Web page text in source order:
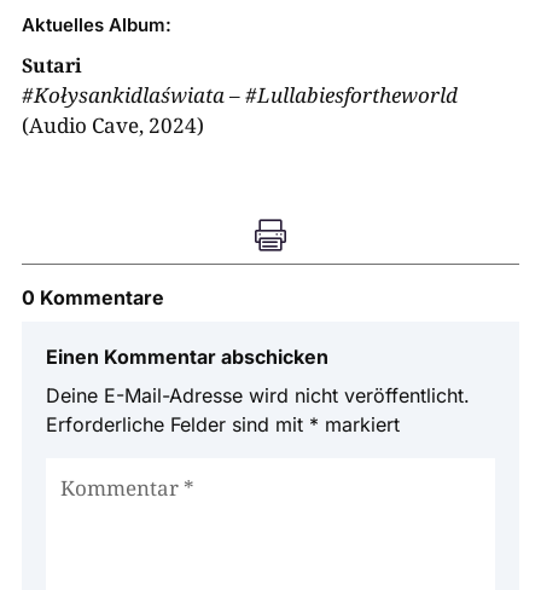
Aktuelles Album:
Sutari
#Kołysankidlaświata – #Lullabiesfortheworld
(Audio Cave, 2024)

0 Kommentare
Einen Kommentar abschicken
Deine E-Mail-Adresse wird nicht veröffentlicht.
Erforderliche Felder sind mit * markiert